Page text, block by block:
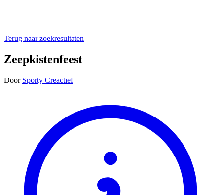
Terug naar zoekresultaten
Zeepkistenfeest
Door Sporty Creactief